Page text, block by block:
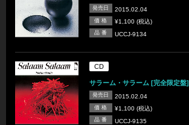
発売日 2015.02.04
価 格 ¥1,100 (税込)
品 番 UCCJ-9134
CD
サラーム・サラーム [完全限定盤]
発売日 2015.02.04
価 格 ¥1,100 (税込)
品 番 UCCJ-9135